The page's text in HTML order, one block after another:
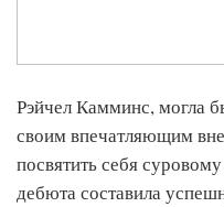
Рэйчел Камминс, могла
своим впечатляющим
посвятить себя
дебюта составила